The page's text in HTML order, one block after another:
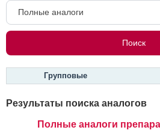
Групповые
Результаты поиска аналогов
Полные аналоги